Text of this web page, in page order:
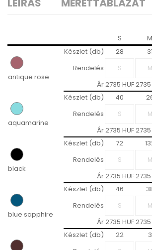
LEÍRÁS MÉRETTÁBLÁZAT
S M
antique rose
Készlet (db) 28 31
Rendelés
Ár2735 HUF2735
aquamarine
Készlet (db) 40
Rendelés
Ár2735 HUF2735
black
Készlet (db) 72
Rendelés
Ár2735 HUF2735
blue sapphire
Készlet (db) 46
Rendelés
Ár2735 HUF2735
Készlet (db)
22 3